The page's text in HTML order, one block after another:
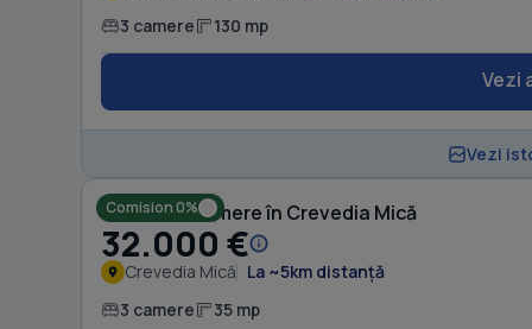
3 camere 130 mp
Vezi
Vezi
Comision 0%
Casă cu 3 camere în Crevedia Mică
32.000 €
Crevedia Mică La ~5km distanță
3 camere 35 mp